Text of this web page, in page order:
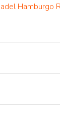
Hamburgo